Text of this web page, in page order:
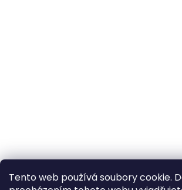
Tento web používá soubory cookie.